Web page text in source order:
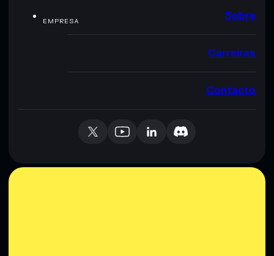
EMPRESA Sobre
Carreiras
Contacto